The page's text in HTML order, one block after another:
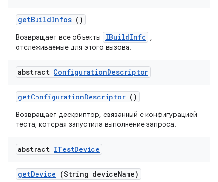
getBuildInfos ()
Возвращает все объекты IBuildInfo
,
отслеживаемые для этого вызова.
abstract ConfigurationDescriptor
getConfigurationDescriptor ()
Возвращает дескриптор, связанный с конфигурацией
теста, которая запустила выполнение запроса.
abstract ITestDevice
getDevice (String deviceName)